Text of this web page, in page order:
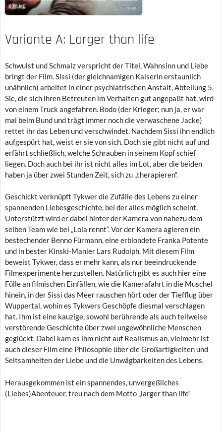
Variante A: Larger than life
Schwulst und Schmalz verspricht der Titel, Wahnsinn und Liebe
bringt der Film. Sissi (der gleichnamigen Kaiserin erstaunlich
unähnlich) arbeitet in einer psychiatrischen Anstalt, Abteilung 5.
Sie, die sich ihren Betreuten im Verhalten gut angepaßt hat, wird
von einem Truck angefahren. Bodo (der Krieger; nun ja, er war
mal beim Bund und trägt immer noch die verwaschene Jacke)
rettet ihr das Leben und verschwindet. Nachdem Sissi ihn endlich
aufgespürt hat, weist er sie von sich. Doch sie gibt nicht auf und
erfährt schließlich, welche Schrauben in seinem Kopf schief
liegen. Doch auch bei ihr ist nicht alles im Lot, aber die beiden
haben ja über zwei Stunden Zeit, sich zu „therapieren“.
Geschickt verknüpft Tykwer die Zufälle des Lebens zu einer
spannenden Liebesgeschichte, bei der alles möglich scheint.
Unterstützt wird er dabei hinter der Kamera von nahezu dem
selben Team wie bei „Lola rennt“. Vor der Kamera agieren ein
bestechender Benno Fürmann, eine erblondete Franka Potente
und in bester Kinski-Manier Lars Rudolph. Mit diesem Film
beweist Tykwer, dass er mehr kann, als nur beeindruckende
Filmexperimente herzustellen. Natürlich gibt es auch hier eine
Fülle an filmischen Einfällen, wie die Kamerafahrt in die Muschel
hinein, in der Sissi das Meer rauschen hört oder der Tiefflug über
Wuppertal, wohin es Tykwers Geschöpfe diesmal verschlagen
hat. Ihm ist eine kauzige, sowohl berührende als auch teilweise
verstörende Geschichte über zwei ungewöhnliche Menschen
geglückt. Dabei kam es ihm nicht auf Realismus an, vielmehr ist
auch dieser Film eine Philosophie über die Großartigkeiten und
Seltsamheiten der Liebe und die Unwägbarkeiten des Lebens.
Herausgekommen ist ein spannendes, unvergeßliches
(Liebes)Abenteuer, treu nach dem Motto „larger than life“